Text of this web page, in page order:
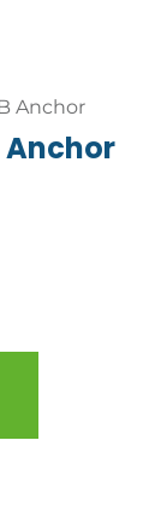
Anchor
Anchor